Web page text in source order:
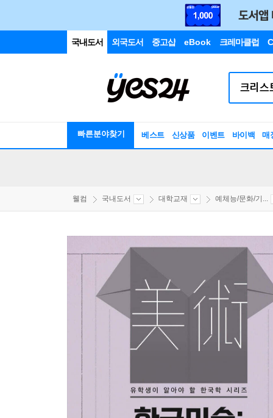
국내도서 외국도서 중고샵 eBook 크레마클럽
빠른분야찾기 베스트 신상품 이벤트 바이백 매
웰컴 국내도서 대학교재 예체능/문화/기...